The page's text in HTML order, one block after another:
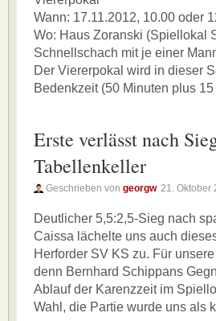
Wann: 17.11.2012, 10.00 oder
Wo: Haus Zoranski (Spiellokal
Schnellschach mit je einer
Der Viererpokal wird in dieser
Bedenkzeit (50 Minuten plus
Erste verlässt nach
Tabellenkeller
Geschrieben von georgw 21. Oktober
Deutlicher 5,5:2,5-Sieg nach
Caissa lächelte uns auch
Herforder SV KS zu. Für
denn Bernhard Schippans
Ablauf der Karenzzeit im
Wahl, die Partie wurde uns als